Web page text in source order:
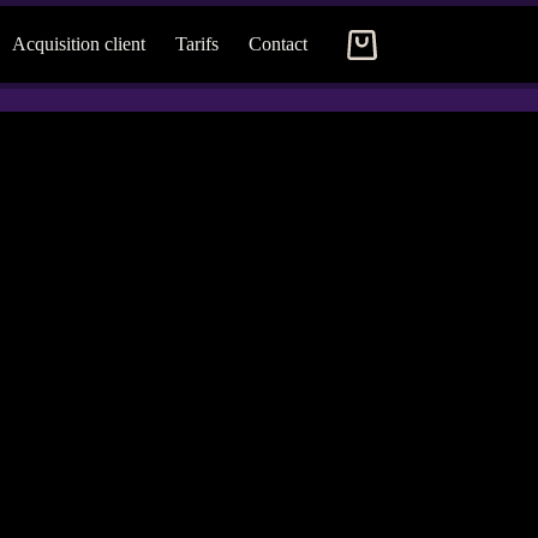
Acquisition client Tarifs Contact
Panier